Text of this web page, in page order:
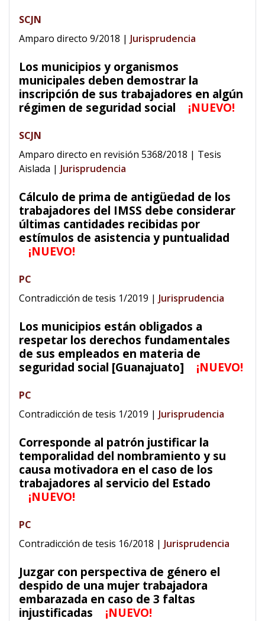
SCJN
Amparo directo 9/2018 | Jurisprudencia
Los municipios y organismos
municipales deben demostrar la
inscripción de sus trabajadores en algún
régimen de seguridad social
¡NUEVO!
SCJN
Amparo directo en revisión 5368/2018 | Tesis
Aislada | Jurisprudencia
Cálculo de prima de antigüedad de los
trabajadores del IMSS debe considerar
últimas cantidades recibidas por
estímulos de asistencia y puntualidad
¡NUEVO!
PC
Contradicción de tesis 1/2019 | Jurisprudencia
Los municipios están obligados a
respetar los derechos fundamentales
de sus empleados en materia de
seguridad social [Guanajuato]
¡NUEVO!
PC
Contradicción de tesis 1/2019 | Jurisprudencia
Corresponde al patrón justificar la
temporalidad del nombramiento y su
causa motivadora en el caso de los
trabajadores al servicio del Estado
¡NUEVO!
PC
Contradicción de tesis 16/2018 | Jurisprudencia
Juzgar con perspectiva de género el
despido de una mujer trabajadora
embarazada en caso de 3 faltas
injustificadas
¡NUEVO!